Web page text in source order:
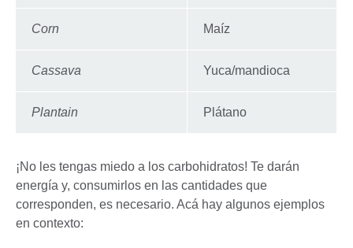
Corn Maíz
Cassava Yuca/mandioca
Plantain Plátano
¡No les tengas miedo a los carbohidratos! Te darán
energía y, consumirlos en las cantidades que
corresponden, es necesario. Acá hay algunos ejemplos
en contexto: